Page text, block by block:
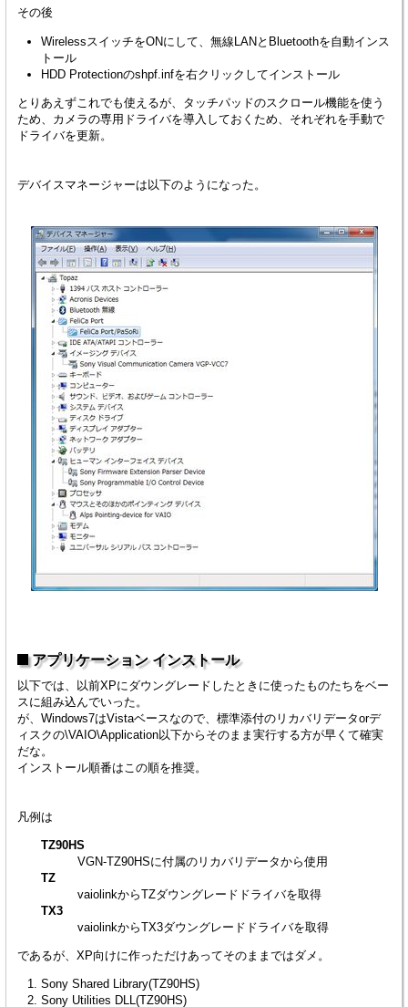
その後
WirelessスイッチをONにして、無線LANとBluetoothを自動インス
トール
HDD Protectionのshpf.infを右クリックしてインストール
とりあえずこれでも使えるが、タッチパッドのスクロール機能を使う
ため、カメラの専用ドライバを導入しておくため、それぞれを手動で
ドライバを更新。
デバイスマネージャーは以下のようになった。
アプリケーション インストール
以下では、以前XPにダウングレードしたときに使ったものたちをベー
スに組み込んでいった。
が、Windows7はVistaベースなので、標準添付のリカバリデータorデ
ィスクの\VAIO\Application以下からそのまま実行する方が早くて確実
だな。
インストール順番はこの順を推奨。
凡例は
TZ90HS
VGN-TZ90HSに付属のリカバリデータから使用
TZ
vaiolinkからTZダウングレードドライバを取得
TX3
vaiolinkからTX3ダウングレードドライバを取得
であるが、XP向けに作っただけあってそのままではダメ。
Sony Shared Library(TZ90HS)
Sony Utilities DLL(TZ90HS)